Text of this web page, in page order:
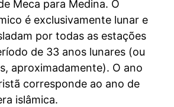
Meca para Medina. O
é exclusivamente lunar e
por todas as estações
de 33 anos lunares (ou
aproximadamente). O ano
corresponde ao ano de
islâmica.